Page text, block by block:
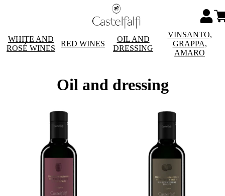
WHITE AND
ROSÉ WINES
RED WINES
OIL AND
DRESSING
VINSANTO,
GRAPPA,
AMARO
Oil and dressing